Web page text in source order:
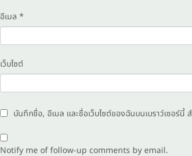
อีเมล *
เว็บไซต์
บันทึกชื่อ, อีเมล และชื่อเว็บไซต์ของฉันบนเบราว์เซอร์นี้
Notify me of follow-up comments by email.